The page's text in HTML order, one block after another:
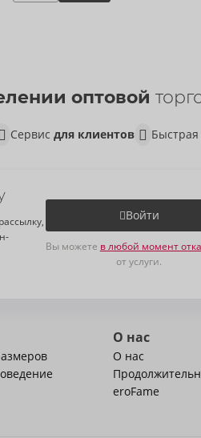
оптовой
Сервис для клиентов Быстрая
Войти
Вы можете в любой момент
от услуги.
О нас
О нас
eroFame